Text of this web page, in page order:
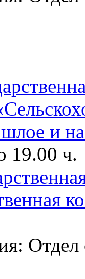
19.00 ч.
Отдел